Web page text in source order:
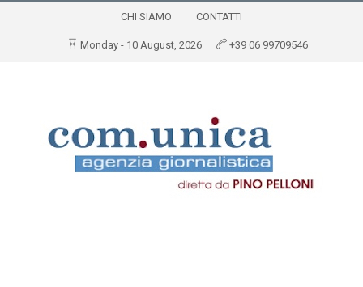
CHI SIAMO CONTATTI
Monday - 10 August, 2026 +39 06 99709546